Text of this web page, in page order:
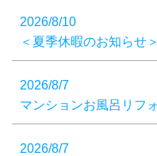
2026/8/10
＜夏季休暇のお知らせ＞
2026/8/7
マンションお風呂リフ
2026/8/7